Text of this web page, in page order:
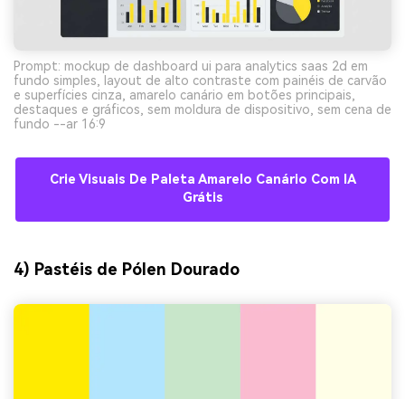
Prompt: mockup de dashboard ui para analytics saas 2d em
fundo simples, layout de alto contraste com painéis de carvão
e superfícies cinza, amarelo canário em botões principais,
destaques e gráficos, sem moldura de dispositivo, sem cena de
fundo --ar 16:9
Crie Visuais De Paleta Amarelo Canário Com IA
Grátis
4) Pastéis de Pólen Dourado